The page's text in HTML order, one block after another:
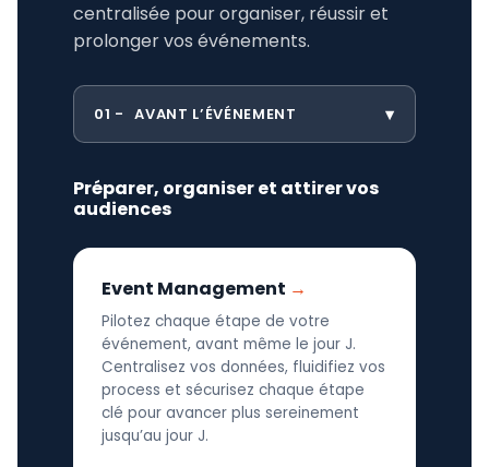
centralisée pour organiser, réussir et
prolonger vos événements.
01 AVANT L’ÉVÉNEMENT
Préparer, organiser et attirer vos
audiences
Event Management
Pilotez chaque étape de votre
événement, avant même le jour J.
Centralisez vos données, fluidifiez vos
process et sécurisez chaque étape
clé pour avancer plus sereinement
jusqu’au jour J.